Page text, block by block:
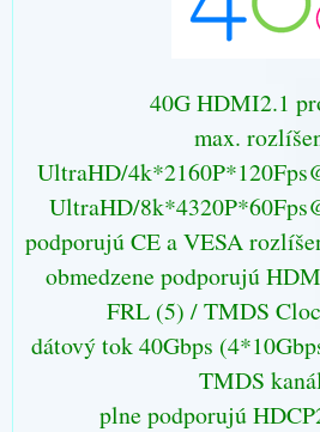
40G HDMI2.1
max.
UltraHD/
UltraHD/
podporujú CE a VESA
obmedzene podporujú
FRL (5) / TMDS
dátový tok 40Gbps
TMDS
plne podporujú